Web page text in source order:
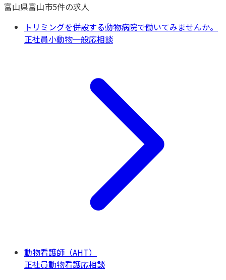
富山県富山市5件の求人
トリミングを併設する動物病院で働いてみませんか。
正社員小動物一般応相談
動物看護師（AHT）
正社員動物看護応相談